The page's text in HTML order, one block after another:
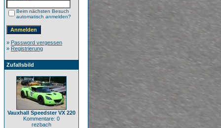
Beim nächsten Besuch
automatisch anmelden?
» Password vergessen
» Registrierung
Zufallsbild
Vauxhall Speedster VX 220
Kommentare: 0
rezbach